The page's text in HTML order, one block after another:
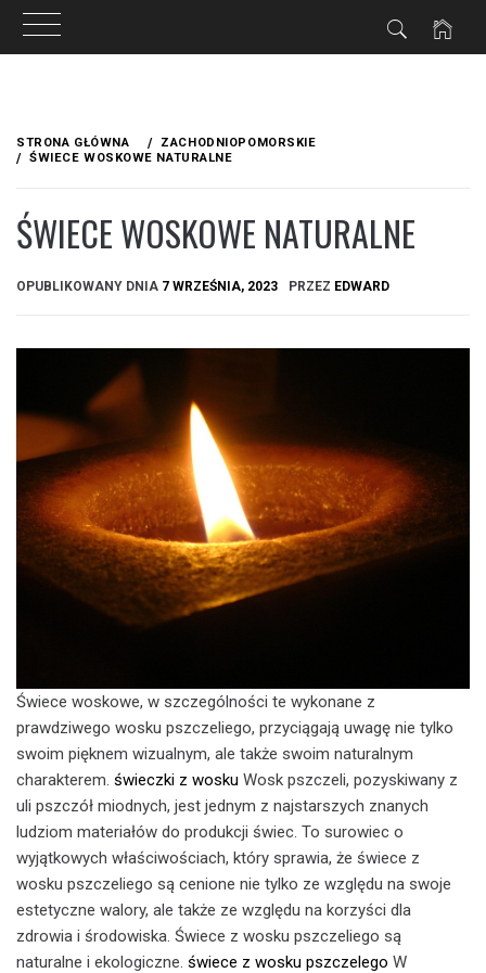
treści
STRONA GŁÓWNA
ZACHODNIOPOMORSKIE
ŚWIECE WOSKOWE NATURALNE
ŚWIECE WOSKOWE NATURALNE
OPUBLIKOWANY DNIA 7 WRZEŚNIA, 2023 PRZEZ EDWARD
Świece woskowe, w szczególności te wykonane z
prawdziwego wosku pszczeliego, przyciągają uwagę nie tylko
swoim pięknem wizualnym, ale także swoim naturalnym
charakterem. świeczki z wosku Wosk pszczeli, pozyskiwany z
uli pszczół miodnych, jest jednym z najstarszych znanych
ludziom materiałów do produkcji świec. To surowiec o
wyjątkowych właściwościach, który sprawia, że ​​świece z
wosku pszczeliego są cenione nie tylko ze względu na swoje
estetyczne walory, ale także ze względu na korzyści dla
zdrowia i środowiska. Świece z wosku pszczeliego są
naturalne i ekologiczne. świece z wosku pszczelego W